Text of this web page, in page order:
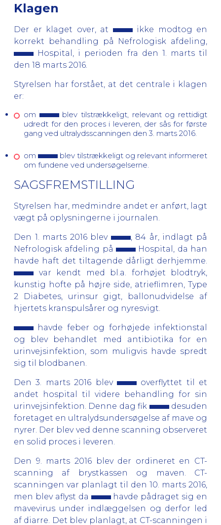
Klagen
Der er klaget over, at
ikke modtog en
korrekt behandling på Nefrologisk afdeling,
Hospital, i perioden fra den 1. marts til
den 18 marts 2016.
Styrelsen har forstået, at det centrale i klagen
er:
om
blev tilstrækkeligt, relevant og rettidigt
udredt for den proces i leveren, der sås for første
gang ved ultralydsscanningen den 3. marts 2016.
om
blev tilstrækkeligt og relevant informeret
om fundene ved undersøgelserne.
SAGSFREMSTILLING
Styrelsen har, medmindre andet er anført, lagt
vægt på oplysningerne i journalen.
Den 1. marts 2016 blev
, 84 år, indlagt på
Nefrologisk afdeling på
Hospital, da han
havde haft det tiltagende dårligt derhjemme.
var kendt med bl.a. forhøjet blodtryk,
kunstig hofte på højre side, atrieflimren, Type
2 Diabetes, urinsur gigt, ballonudvidelse af
hjertets kranspulsårer og nyresvigt.
havde feber og forhøjede infektionstal
og blev behandlet med antibiotika for en
urinvejsinfektion, som muligvis havde spredt
sig til blodbanen.
Den 3. marts 2016 blev
overflyttet til et
andet hospital til videre behandling for sin
urinvejsinfektion. Denne dag fik
desuden
foretaget en ultralydsundersøgelse af mave og
nyrer. Der blev ved denne scanning observeret
en solid proces i leveren.
Den 9. marts 2016 blev der ordineret en CT-
scanning af brystkassen og maven. CT-
scanningen var planlagt til den 10. marts 2016,
men blev aflyst da
havde pådraget sig en
mavevirus under indlæggelsen og derfor led
af diarre. Det blev planlagt, at CT-scanningen i